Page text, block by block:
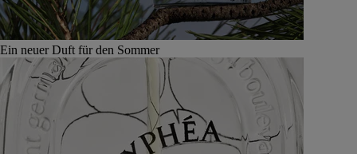
Ein neuer Duft für den Sommer